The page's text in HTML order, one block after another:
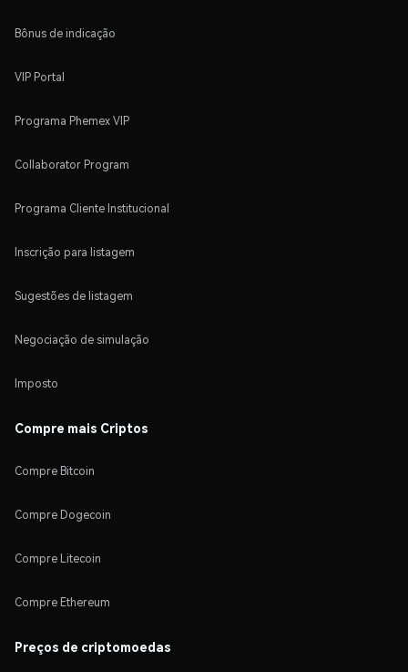
Bônus de indicação
VIP Portal
Programa Phemex VIP
Collaborator Program
Programa Cliente Institucional
Inscrição para listagem
Sugestões de listagem
Negociação de simulação
Imposto
Compre mais Criptos
Compre Bitcoin
Compre Dogecoin
Compre Litecoin
Compre Ethereum
Preços de criptomoedas